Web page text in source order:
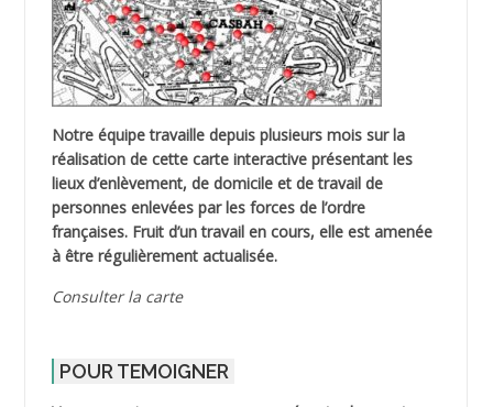
Notre équipe travaille depuis plusieurs mois sur la
réalisation de cette carte interactive présentant les
lieux d’enlèvement, de domicile et de travail de
personnes enlevées par les forces de l’ordre
françaises. Fruit d’un travail en cours, elle est amenée
à être régulièrement actualisée.
Consulter la carte
POUR TEMOIGNER